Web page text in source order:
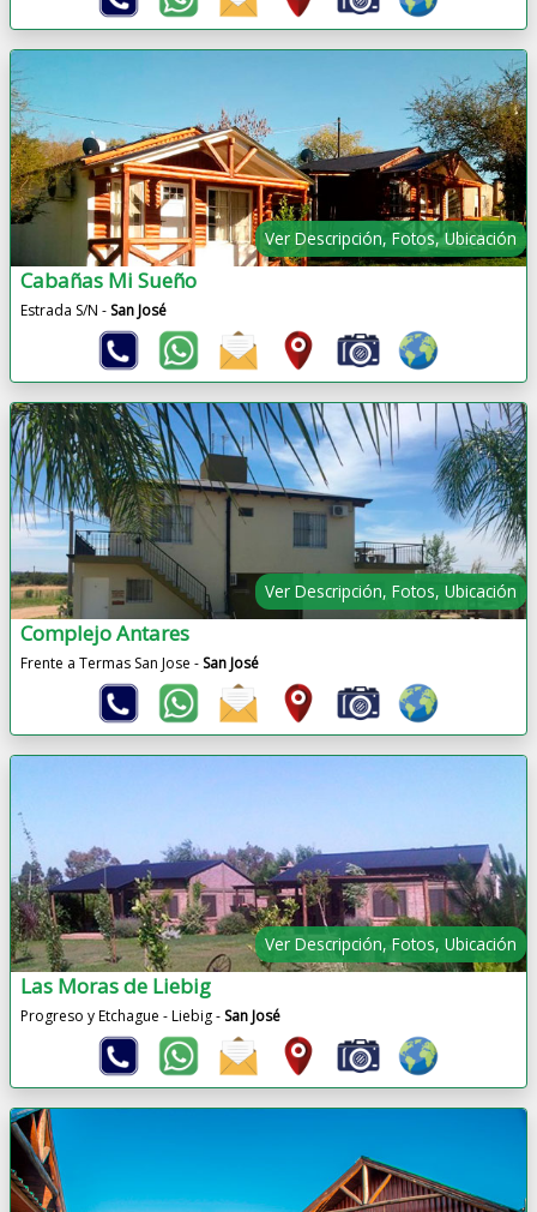
Ver Descripción, Fotos, Ubicación
Cabañas Mi Sueño
Estrada S/N - San José
Ver Descripción, Fotos, Ubicación
Complejo Antares
Frente a Termas San Jose - San José
Ver Descripción, Fotos, Ubicación
Las Moras de Liebig
Progreso y Etchague - Liebig - San José